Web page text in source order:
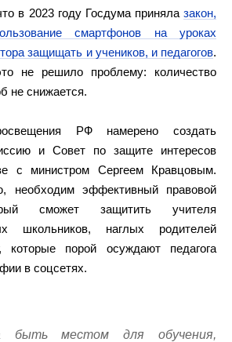
в 2023 году Госдума приняла закон,
смартфонов на уроках
защищать и учеников, и педагогов.
не решило проблему: количество
не снижается.
РФ намерено создать
и Совет по защите интересов
с министром Сергеем Кравцовым.
необходим эффективный правовой
сможет защитить учителя
школьников, наглых родителей
которые порой осуждают педагога
в соцсетях.
быть местом для обучения,